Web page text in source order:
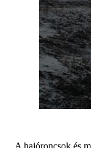
A hajóroncsok és